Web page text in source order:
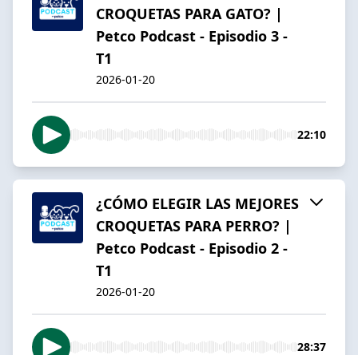
CROQUETAS PARA GATO? |
Petco Podcast - Episodio 3 -
T1
2026-01-20
22:10
¿CÓMO ELEGIR LAS MEJORES
CROQUETAS PARA PERRO? |
Petco Podcast - Episodio 2 -
T1
2026-01-20
28:37